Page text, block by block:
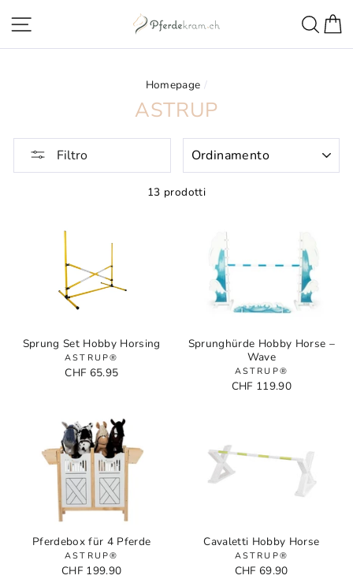
Navigazione della pagina
Homepage /
ASTRUP
Filtro
13 prodotti
Sprung Set Hobby Horsing
ASTRUP®
CHF 65.95
Sprunghürde Hobby Horse –
Wave
ASTRUP®
CHF 119.90
Pferdebox für 4 Pferde
ASTRUP®
CHF 199.90
Cavaletti Hobby Horse
ASTRUP®
CHF 69.90